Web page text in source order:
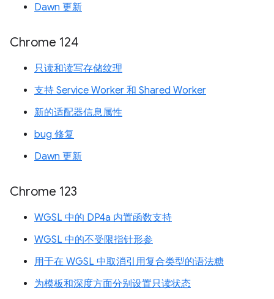
Dawn 更新
Chrome 124
只读和读写存储纹理
支持 Service Worker 和 Shared Worker
新的适配器信息属性
bug 修复
Dawn 更新
Chrome 123
WGSL 中的 DP4a 内置函数支持
WGSL 中的不受限指针形参
用于在 WGSL 中取消引用复合类型的语法糖
为模板和深度方面分别设置只读状态